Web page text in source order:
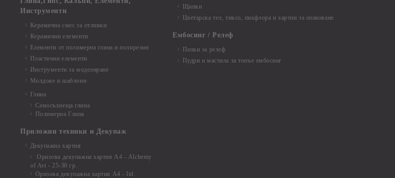
Инструменти
Керамична смес за отливки
Керамични елементи
Елементи от полимерна глина и полирезин
Пластични елементи
Инструменти за моделиране
Молдове и шаблони
Глина
Самосъхнеща глина
Полимерна Глина
Приложни техники и Декупаж
Декупажна хартия
Оризова декупажна хартия А4 - Alchemy
of Art - 25-30 гр.
Оризова декупажна хартия А4 - Itd.
Щипки
Цветарска тел, тиксо, пиафлора и хартии за опаковане
Ембосинг / Релеф
Папки за релеф
Пудри и мастила за топъл ембосинг